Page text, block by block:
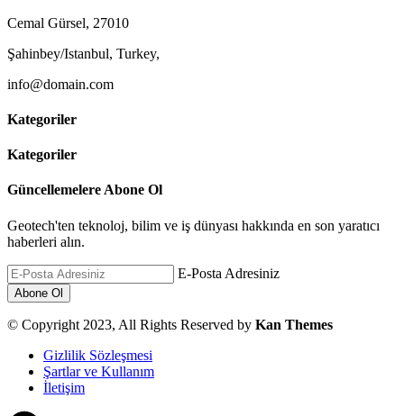
Cemal Gürsel, 27010
Şahinbey/Istanbul, Turkey,
info@domain.com
Kategoriler
Kategoriler
Güncellemelere Abone Ol
Geotech'ten teknoloj, bilim ve iş dünyası hakkında en son yaratıcı
haberleri alın.
E-Posta Adresiniz
© Copyright 2023, All Rights Reserved by Kan Themes
Gizlilik Sözleşmesi
Şartlar ve Kullanım
İletişim